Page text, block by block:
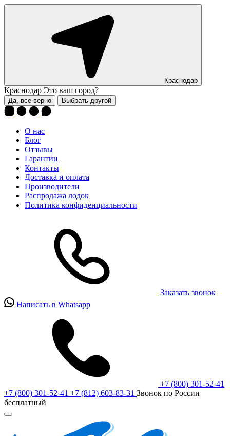
Краснодар
Краснодар Это ваш город?
Да, все верно Выбрать другой
О нас
Блог
Отзывы
Гарантии
Контакты
Доставка и оплата
Производители
Распродажа лодок
Политика конфиденциальности
Заказать звонок
Написать в Whatsapp
+7 (800) 301-52-41
+7 (800) 301-52-41 +7 (812) 603-83-31 Звонок по России
бесплатный